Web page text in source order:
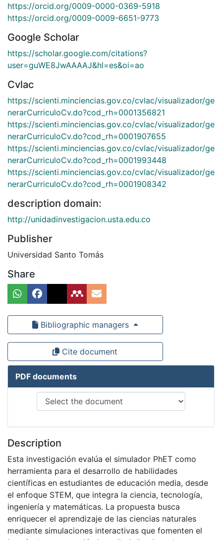
https://orcid.org/0009-0000-0369-5918
https://orcid.org/0009-0009-6651-9773
Google Scholar
https://scholar.google.com/citations?
user=guWE8JwAAAAJ&hl=es&oi=ao
Cvlac
https://scienti.minciencias.gov.co/cvlac/visualizador/ge
nerarCurriculoCv.do?cod_rh=0001356821
https://scienti.minciencias.gov.co/cvlac/visualizador/ge
nerarCurriculoCv.do?cod_rh=0001907655
https://scienti.minciencias.gov.co/cvlac/visualizador/ge
nerarCurriculoCv.do?cod_rh=0001993448
https://scienti.minciencias.gov.co/cvlac/visualizador/ge
nerarCurriculoCv.do?cod_rh=0001908342
description domain:
http://unidadinvestigacion.usta.edu.co
Publisher
Universidad Santo Tomás
Share
Bibliographic managers
Cite document
PDF documents
Description
Esta investigación evalúa el simulador PhET como
herramienta para el desarrollo de habilidades
científicas en estudiantes de educación media, desde
el enfoque STEM, que integra la ciencia, tecnología,
ingeniería y matemáticas. La propuesta busca
enriquecer el aprendizaje de las ciencias naturales
mediante simulaciones interactivas que fomenten el